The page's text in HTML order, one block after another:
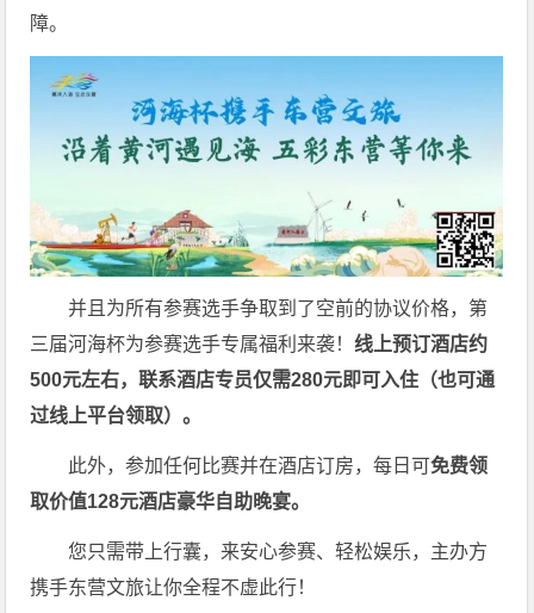
障。
并且为所有参赛选手争取到了空前的协议价格，第
三届河海杯为参赛选手专属福利来袭！线上预订酒店约
500元左右，联系酒店专员仅需280元即可入住（也可通
过线上平台领取）。
此外，参加任何比赛并在酒店订房，每日可免费领
取价值128元酒店豪华自助晚宴。
您只需带上行囊，来安心参赛、轻松娱乐，主办方
携手东营文旅让你全程不虚此行！